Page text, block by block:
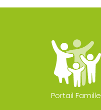
Portail Famille